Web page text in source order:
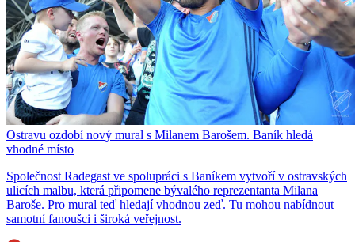
Ostravu ozdobí nový mural s Milanem Barošem. Baník hledá
vhodné místo
Společnost Radegast ve spolupráci s Baníkem vytvoří v ostravských
ulicích malbu, která připomene bývalého reprezentanta Milana
Baroše. Pro mural teď hledají vhodnou zeď. Tu mohou nabídnout
samotní fanoušci i široká veřejnost.